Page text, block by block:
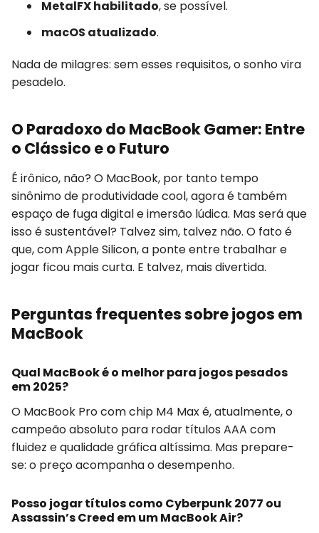
MetalFX habilitado, se possível.
macOS atualizado.
Nada de milagres: sem esses requisitos, o sonho vira
pesadelo.
O Paradoxo do MacBook Gamer: Entre
o Clássico e o Futuro
É irônico, não? O MacBook, por tanto tempo
sinônimo de produtividade cool, agora é também
espaço de fuga digital e imersão lúdica. Mas será que
isso é sustentável? Talvez sim, talvez não. O fato é
que, com Apple Silicon, a ponte entre trabalhar e
jogar ficou mais curta. E talvez, mais divertida.
Perguntas frequentes sobre jogos em
MacBook
Qual MacBook é o melhor para jogos pesados
em 2025?
O MacBook Pro com chip M4 Max é, atualmente, o
campeão absoluto para rodar títulos AAA com
fluidez e qualidade gráfica altíssima. Mas prepare-
se: o preço acompanha o desempenho.
Posso jogar títulos como Cyberpunk 2077 ou
Assassin’s Creed em um MacBook Air?